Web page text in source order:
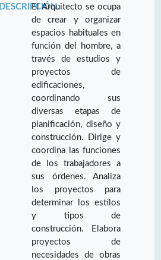
DESCRIPCIÓN:El Arquitecto se ocupa
de crear y organizar
espacios habituales en
función del hombre, a
través de estudios y
proyectos de
edificaciones,
coordinando sus
diversas etapas de
planificación, diseño y
construcción. Dirige y
coordina las funciones
de los trabajadores a
sus órdenes. Analiza
los proyectos para
determinar los estilos
y tipos de
construcción. Elabora
proyectos de
necesidades de obras